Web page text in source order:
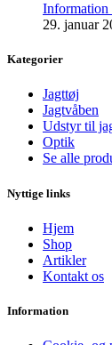
Information
29. januar
Kategorier
Jagttøj
Jagtvåben
Udstyr til
Optik
Se alle
Nyttige links
Hjem
Shop
Artikler
Kontakt os
Information